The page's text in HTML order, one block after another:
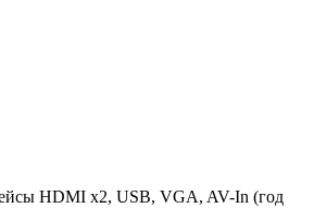
HDMI x2, USB, VGA, AV-In (год